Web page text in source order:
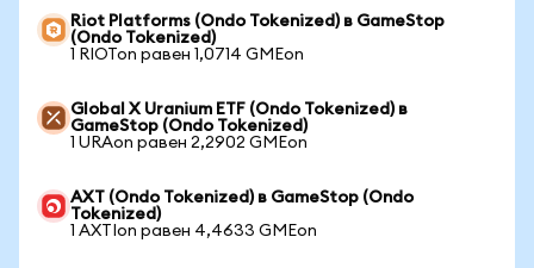
Riot Platforms (Ondo Tokenized) в GameStop
(Ondo Tokenized)
1 RIOTon равен 1,0714 GMEon
Global X Uranium ETF (Ondo Tokenized) в
GameStop (Ondo Tokenized)
1 URAon равен 2,2902 GMEon
AXT (Ondo Tokenized) в GameStop (Ondo
Tokenized)
1 AXTIon равен 4,4633 GMEon